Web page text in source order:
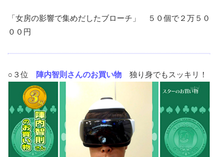
「女房の影響で集めだしたブローチ」 ５０個で２万５０
００円
○３位 陣内智則さんのお買い物 独り身でもスッキリ！